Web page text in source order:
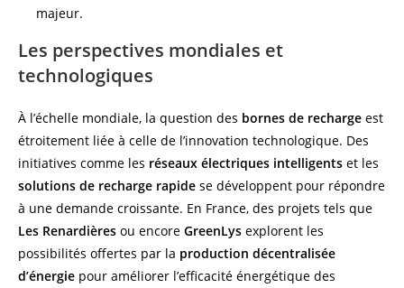
majeur.
Les perspectives mondiales et
technologiques
À l’échelle mondiale, la question des bornes de recharge est
étroitement liée à celle de l’innovation technologique. Des
initiatives comme les réseaux électriques intelligents et les
solutions de recharge rapide se développent pour répondre
à une demande croissante. En France, des projets tels que
Les Renardières ou encore GreenLys explorent les
possibilités offertes par la production décentralisée
d’énergie pour améliorer l’efficacité énergétique des